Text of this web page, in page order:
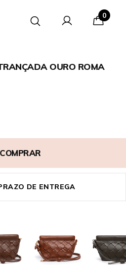
0
OURO ROMA
COMPRAR
DE ENTREGA